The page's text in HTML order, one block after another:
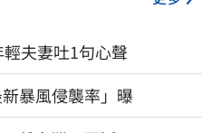
夫妻吐1句心聲
暴風侵襲率」曝